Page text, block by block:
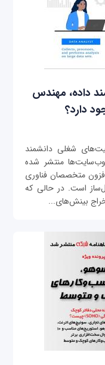
داده، مهندس
دارد؟
شغلی دانشمند
منتشر شده
متخصصان فناوری
است. در حالی که
بینش‌های...